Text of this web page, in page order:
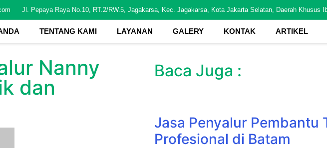
Jl. Pepaya Raya No.10, RT.2/RW.5, Jagakarsa, Kec. Jagakarsa, Kota Jakarta Selatan, Daerah Khusus
TENTANG KAMI LAYANAN GALERY KONTAK ARTIKEL
Nanny
dan
Baca Juga :
Jasa Penyalur Pembantu
Profesional di Batam